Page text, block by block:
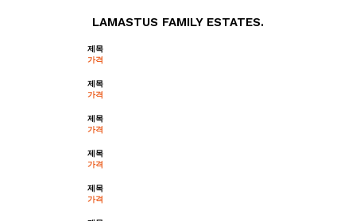
LAMASTUS FAMILY ESTATES.
제목
가격
제목
가격
제목
가격
제목
가격
제목
가격